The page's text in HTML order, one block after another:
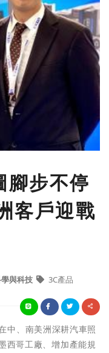
腳步不停
客戶迎戰
與科技 3C產品
中、南美洲深耕汽車照
西哥工廠、增加產能規